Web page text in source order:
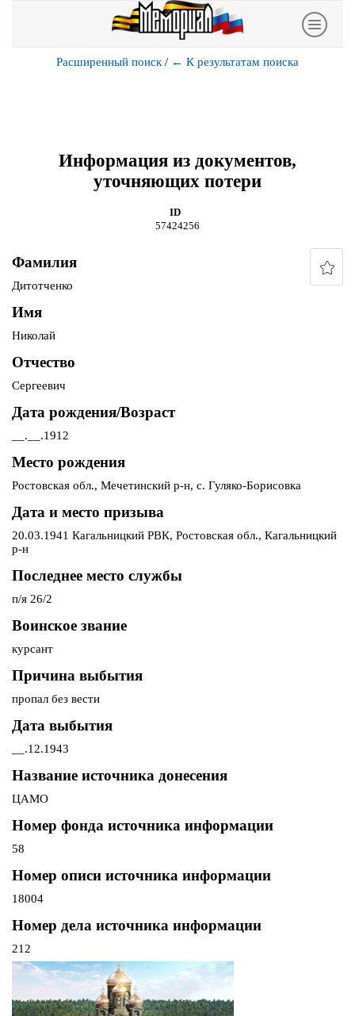
Расширенный поиск / ← К результатам поиска
Информация из документов,
уточняющих потери
ID
57424256
Фамилия
Дитотченко
Имя
Николай
Отчество
Сергеевич
Дата рождения/Возраст
__.__.1912
Место рождения
Ростовская обл., Мечетинский р-н, с. Гуляко-Борисовка
Дата и место призыва
20.03.1941 Кагальницкий РВК, Ростовская обл., Кагальницкий
р-н
Последнее место службы
п/я 26/2
Воинское звание
курсант
Причина выбытия
пропал без вести
Дата выбытия
__.12.1943
Название источника донесения
ЦАМО
Номер фонда источника информации
58
Номер описи источника информации
18004
Номер дела источника информации
212